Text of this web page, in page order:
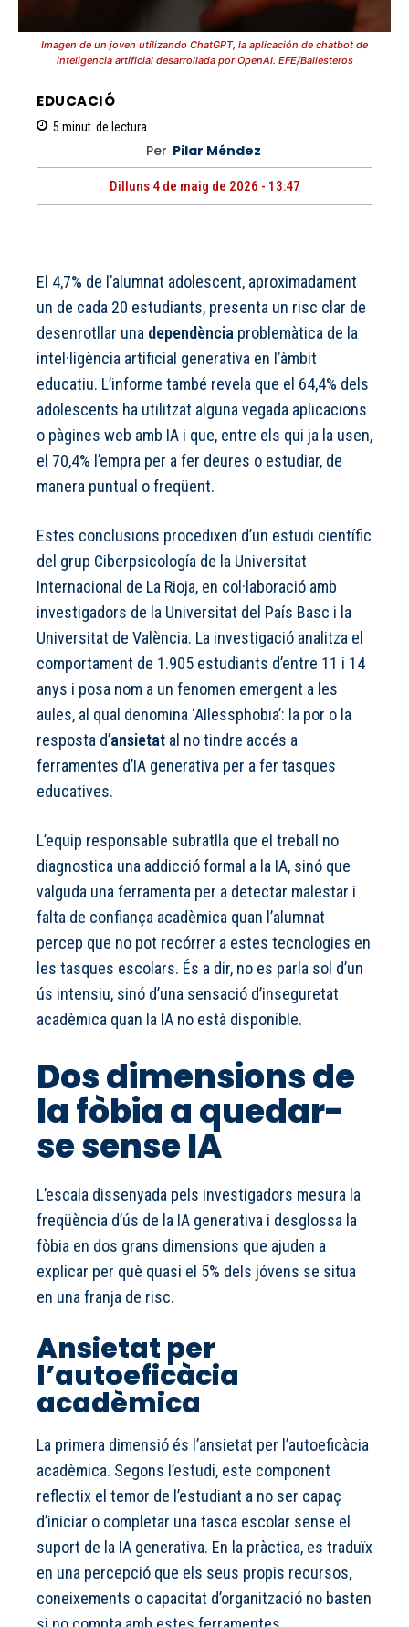
Imagen de un joven utilizando ChatGPT, la aplicación de chatbot de
inteligencia artificial desarrollada por OpenAI. EFE/Ballesteros
EDUCACIÓ
5 minut de lectura
Per Pilar Méndez
Dilluns 4 de maig de 2026 - 13:47
El 4,7% de l’alumnat adolescent, aproximadament
un de cada 20 estudiants, presenta un risc clar de
desenrotllar una dependència problemàtica de la
intel·ligència artificial generativa en l’àmbit
educatiu. L’informe també revela que el 64,4% dels
adolescents ha utilitzat alguna vegada aplicacions
o pàgines web amb IA i que, entre els qui ja la usen,
el 70,4% l’empra per a fer deures o estudiar, de
manera puntual o freqüent.
Estes conclusions procedixen d’un estudi científic
del grup Ciberpsicología de la Universitat
Internacional de La Rioja, en col·laboració amb
investigadors de la Universitat del País Basc i la
Universitat de València. La investigació analitza el
comportament de 1.905 estudiants d’entre 11 i 14
anys i posa nom a un fenomen emergent a les
aules, al qual denomina ‘AIlessphobia’: la por o la
resposta d’ansietat al no tindre accés a
ferramentes d’IA generativa per a fer tasques
educatives.
L’equip responsable subratlla que el treball no
diagnostica una addicció formal a la IA, sinó que
valguda una ferramenta per a detectar malestar i
falta de confiança acadèmica quan l’alumnat
percep que no pot recórrer a estes tecnologies en
les tasques escolars. És a dir, no es parla sol d’un
ús intensiu, sinó d’una sensació d’inseguretat
acadèmica quan la IA no està disponible.
Dos dimensions de
la fòbia a quedar-
se sense IA
L’escala dissenyada pels investigadors mesura la
freqüència d’ús de la IA generativa i desglossa la
fòbia en dos grans dimensions que ajuden a
explicar per què quasi el 5% dels jóvens se situa
en una franja de risc.
Ansietat per
l’autoeficàcia
acadèmica
La primera dimensió és l’ansietat per l’autoeficàcia
acadèmica. Segons l’estudi, este component
reflectix el temor de l’estudiant a no ser capaç
d’iniciar o completar una tasca escolar sense el
suport de la IA generativa. En la pràctica, es traduïx
en una percepció que els seus propis recursos,
coneixements o capacitat d’organització no basten